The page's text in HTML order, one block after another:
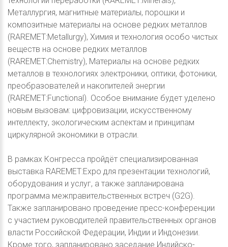
Металлургия, магнитные материалы, порошки и
композитные материалы на основе редких металлов
(RAREMET:Metallurgy), Химия и технология особо чистых
веществ на основе редких металлов
(RAREMET:Chemistry), Материалы на основе редких
металлов в технологиях электроники, оптики, фотоники,
преобразователей и накопителей энергии
(RAREMET:Functional). Особое внимание будет уделено
новым вызовам: цифровизации, искусственному
интеллекту, экологическим аспектам и принципам
циркулярной экономики в отрасли.
В рамках Конгресса пройдёт специализированная
выставка RAREMET:Expo для презентации технологий,
оборудования и услуг, а также запланирована
программа межправительственных встреч (G2G).
Также запланировано проведение пресс-конференции
с участием руководителей правительственных органов
власти Российской Федерации, Индии и Индонезии.
Кроме того, запланировано заседание Индийско-